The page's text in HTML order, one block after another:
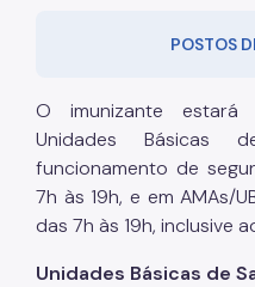
POSTOS
O imunizante
Unidades Básicas
funcionamento de
7h às 19h, e em AMAs/
das 7h às 19h, inclusive
Unidades Básicas de